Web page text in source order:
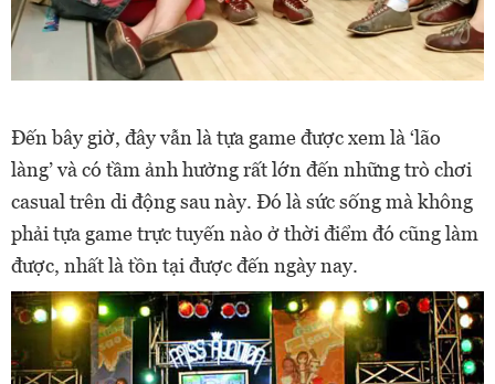
Đến bây giờ, đây vẫn là tựa game được xem là ‘lão
làng’ và có tầm ảnh hưởng rất lớn đến những trò chơi
casual trên di động sau này. Đó là sức sống mà không
phải tựa game trực tuyến nào ở thời điểm đó cũng làm
được, nhất là tồn tại được đến ngày nay.